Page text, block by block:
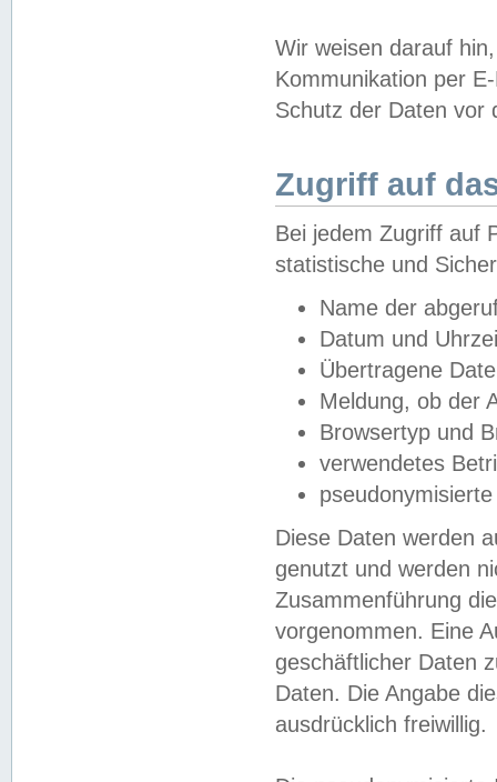
Wir weisen darauf
Kommunikation per
Schutz der Daten vor
Zugriff auf
Bei jedem Zugriff auf
statistische und
Name der
Datum und
Übertragene
Meldung, ob der
Browsertyp und
verwendetes
Diese Daten werden
genutzt und werden
Zusammenführung
vorgenommen. Eine
geschäftlicher Daten
Daten. Die Angabe
ausdrücklich freiwillig.